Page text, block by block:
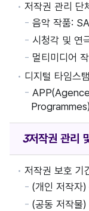
저작권 관리 단
음악 작품:
시청각 및 연
멀티미디어
디지털 타임스
저작권 관리
저작권 보호 기
(개인 저작자
(공동 저작물